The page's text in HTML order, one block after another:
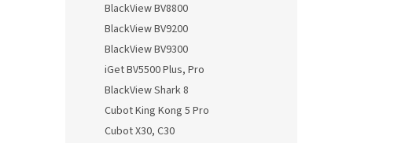
BlackView BV8800
BlackView BV9200
BlackView BV9300
iGet BV5500 Plus, Pro
BlackView Shark 8
Cubot King Kong 5 Pro
Cubot X30, C30